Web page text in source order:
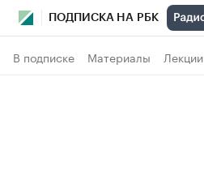
ПОДПИСКА НА РБК
В подписке Материалы Лекции